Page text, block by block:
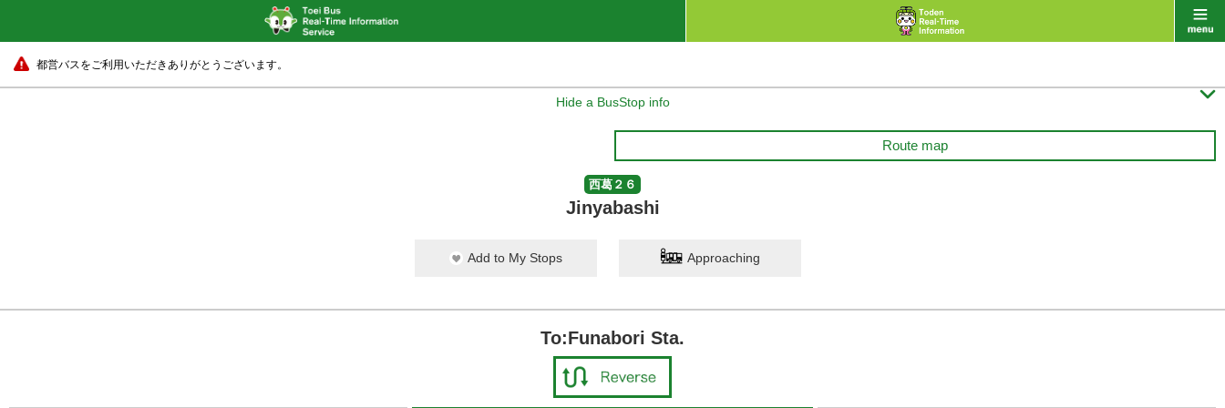
都営バスをご利用いただきありがとうございます。
Hide a BusStop info 
Route map
西葛２６
Jinyabashi
Add to My Stops Approaching
To:Funabori Sta.